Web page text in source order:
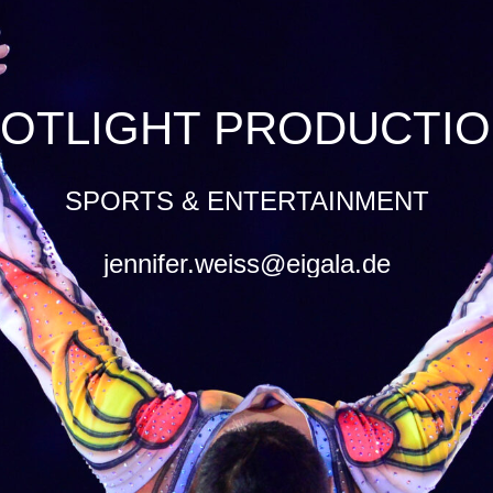
SPORTS & ENTERTAINMENT
jennifer.weiss@eigala.de